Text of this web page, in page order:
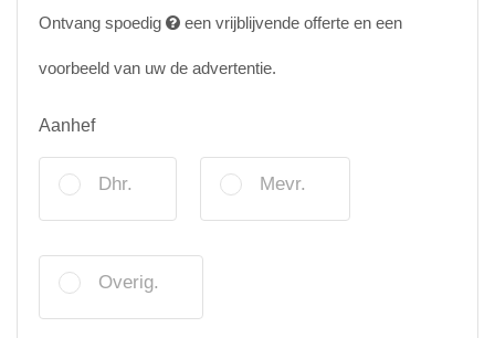
Ontvang spoedig een vrijblijvende offerte en een
voorbeeld van uw de advertentie.
Aanhef
Dhr. Mevr.
Overig.